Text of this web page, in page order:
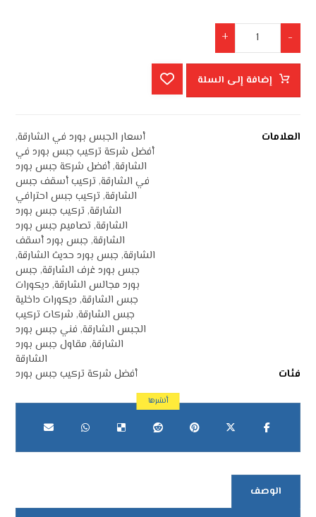
-
+
إضافة إلى السلة
العلامات أسعار الجبس بورد في الشارقة,
أفضل شركة تركيب جبس بورد في
الشارقة,أفضل شركة جبس بورد
في الشارقة, تركيب أسقف جبس
الشارقة, تركيب جبس احترافي
الشارقة, تركيب جبس بورد
الشارقة, تصاميم جبس بورد
الشارقة, جبس بورد أسقف
الشارقة, جبس بورد حديث الشارقة,
جبس بورد غرف الشارقة, جبس
بورد مجالس الشارقة, ديكورات
جبس الشارقة, ديكورات داخلية
جبس الشارقة, شركات تركيب
الجبس الشارقة, فني جبس بورد
الشارقة, مقاول جبس بورد
الشارقة
فئات
أفضل شركة تركيب جبس بورد
الوصف